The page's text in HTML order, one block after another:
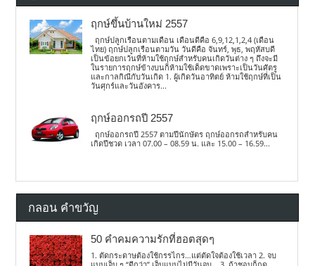
ฤกษ์ขึ้นบ้านใหม่ 2557
ฤกษ์ปลูกเรือนตามเดือน เดือนดีคือ 6,9,12,1,2,4 (เดือน
ไทย) ฤกษ์ปลูกเรือนตามวัน วันดีคือ จันทร์, พุธ, พฤหัสบดี
เป็นข้อยกเว้นที่ห้ามใช้ฤกษ์สำหรับคนเกิดวันต่าง ๆ ถึงจะมี
ในรายการฤกษ์ข้างบนก็ห้ามใช้เด็ดขาดเพราะเป็นวันศัตรู
และกาลกิณีกับวันเกิด 1. ผู้เกิดวันอาทิตย์ ห้ามใช้ฤกษ์ที่เป็น
วันศุกร์และวันอังคาร...
ฤกษ์ออกรถปี 2557
ฤกษ์ออกรถปี 2557 ตามปีนักษัตร ฤกษ์ออกรถสำหรับคน
เกิดปีชวด เวลา 07.00 – 08.59 น. และ 15.00 – 16.59...
กลอน คำขวัญ
50 คำคมความรักที่ฮอตสุดๆ
1. ตัดกระดาษต้องใช้กรรไกร…แต่ตัดใจต้องใช้เวลา 2. จบ